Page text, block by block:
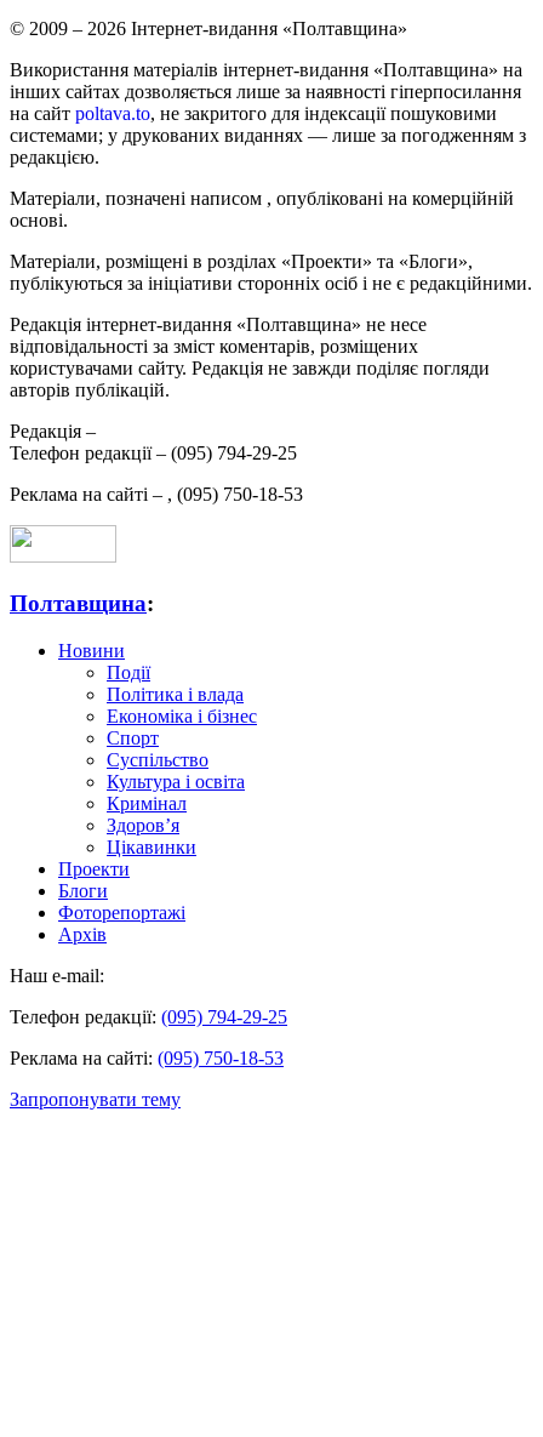
© 2009 – 2026 Інтернет-видання «Полтавщина»
Використання матеріалів інтернет-видання «Полтавщина» на
інших сайтах дозволяється лише за наявності гіперпосилання
на сайт poltava.to, не закритого для індексації пошуковими
системами; у друкованих виданнях — лише за погодженням з
редакцією.
Матеріали, позначені написом , опубліковані на комерційній
основі.
Матеріали, розміщені в розділах «Проекти» та «Блоги»,
публікуються за ініціативи сторонніх осіб і не є редакційними.
Редакція інтернет-видання «Полтавщина» не несе
відповідальності за зміст коментарів, розміщених
користувачами сайту. Редакція не завжди поділяє погляди
авторів публікацій.
Редакція –
Телефон редакції – (095) 794-29-25
Реклама на сайті – , (095) 750-18-53
Полтавщина:
Новини
Події
Політика і влада
Економіка і бізнес
Спорт
Суспільство
Культура і освіта
Кримінал
Здоров’я
Цікавинки
Проекти
Блоги
Фоторепортажі
Архів
Наш e-mail:
Телефон редакції: (095) 794-29-25
Реклама на сайті: (095) 750-18-53
Запропонувати тему